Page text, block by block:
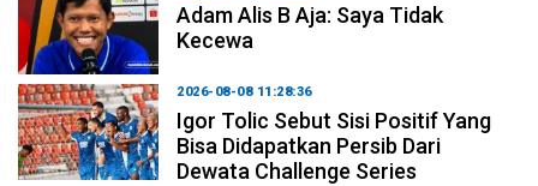
Adam Alis B Aja: Saya Tidak
Kecewa
2026-08-08 11:28:36
Igor Tolic Sebut Sisi Positif Yang
Bisa Didapatkan Persib Dari
Dewata Challenge Series